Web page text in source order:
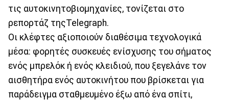
τις αυτοκινητοβιομηχανίες, τονίζεται στο
ρεπορτάζ τηςTelegraph.
Οι κλέφτες αξιοποιούν διαθέσιμα τεχνολογικά
μέσα: φορητές συσκευές ενίσχυσης του σήματος
ενός μπρελόκ ή ενός κλειδιού, που ξεγελάνε τον
αισθητήρα ενός αυτοκινήτου που βρίσκεται για
παράδειγμα σταθμευμένο έξω από ένα σπίτι,